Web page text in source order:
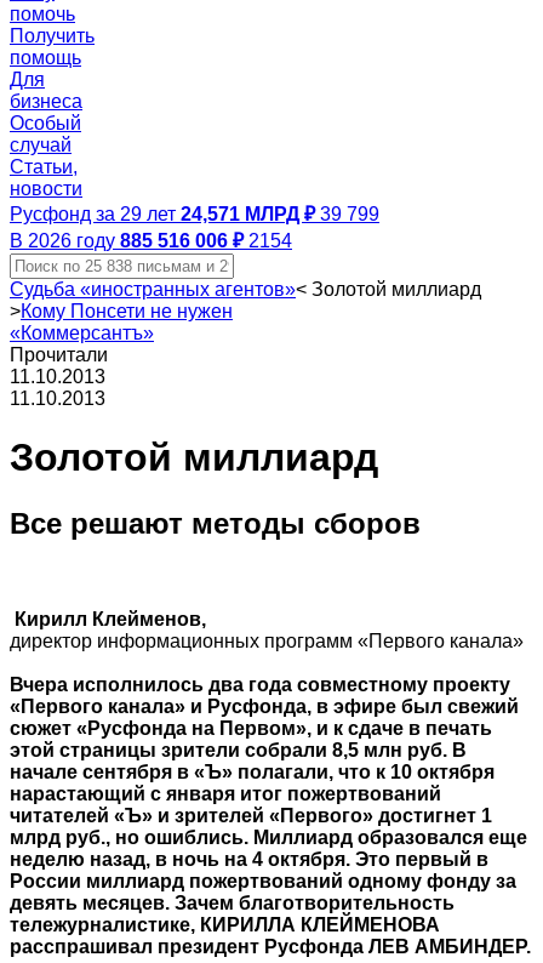
помочь
Получить
помощь
Для
бизнеса
Особый
случай
Статьи,
новости
Русфонд за 29 лет 24,571 МЛРД ₽ 39 799
В 2026 году 885 516 006 ₽ 2154
Судьба «иностранных агентов»< Золотой миллиард
>Кому Понсети не нужен
«Коммерсантъ»
Прочитали
11.10.2013
11.10.2013
Золотой миллиард
Все решают методы сборов
Кирилл Клейменов,
директор информационных программ «Первого канала»
Вчера исполнилось два года совместному проекту
«Первого канала» и Русфонда, в эфире был свежий
сюжет «Русфонда на Первом», и к сдаче в печать
этой страницы зрители собрали 8,5 млн руб. В
начале сентября в «Ъ» полагали, что к 10 октября
нарастающий с января итог пожертвований
читателей «Ъ» и зрителей «Первого» достигнет 1
млрд руб., но ошиблись. Миллиард образовался еще
неделю назад, в ночь на 4 октября. Это первый в
России миллиард пожертвований одному фонду за
девять месяцев. Зачем благотворительность
тележурналистике, КИРИЛЛА КЛЕЙМЕНОВА
расспрашивал президент Русфонда ЛЕВ АМБИНДЕР.